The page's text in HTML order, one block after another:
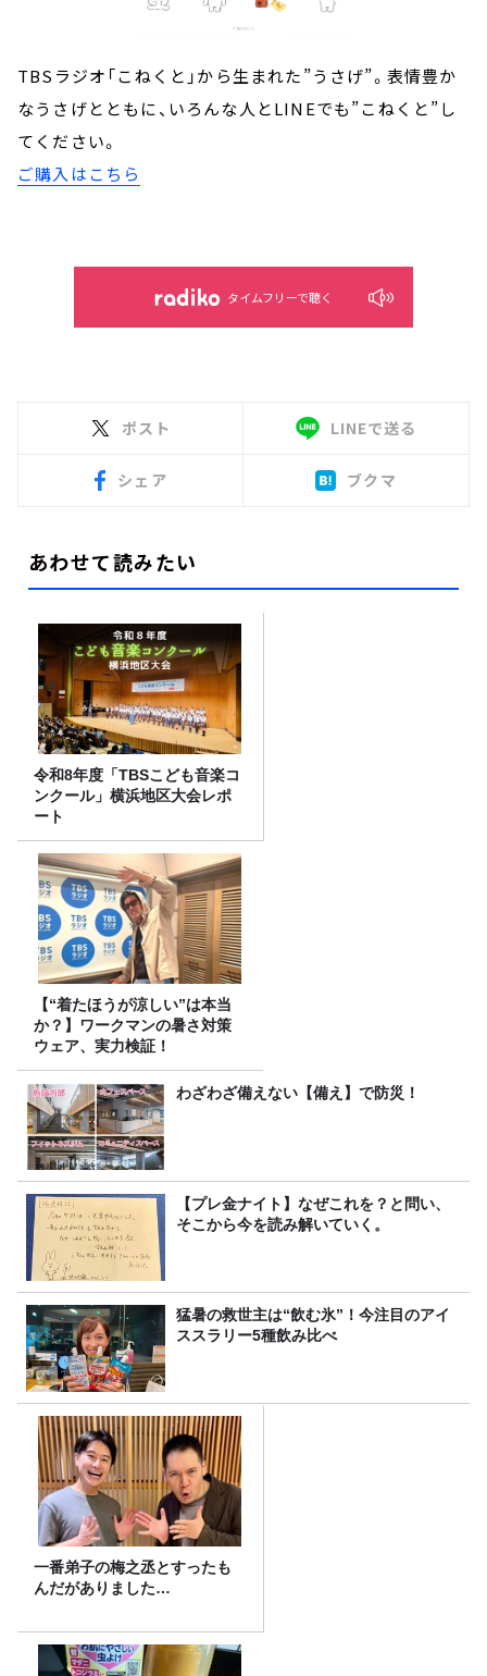
TBSラジオ「こねくと」から生まれた”うさげ”。表情豊か
なうさげとともに、いろんな人とLINEでも”こねくと”し
てください。
ご購入はこちら
タイムフリーで聴く
ポスト LINEで送る
シェア ブクマ
あわせて読みたい
令和8年度「TBSこども音楽コ
ンクール」横浜地区大会レポ
ート
【“着たほうが涼しい”は本当
か？】ワークマンの暑さ対策
ウェア、実力検証！
わざわざ備えない【備え】で防災！
【プレ金ナイト】なぜこれを？と問い、
そこから今を読み解いていく。
猛暑の救世主は“飲む氷”！今注目のアイ
ススラリー5種飲み比べ
一番弟子の梅之丞とすったも
んだがありました…